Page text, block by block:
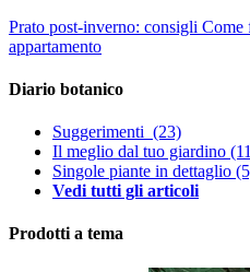
Prato post-inverno: consigli Come
appartamento
Diario botanico
Suggerimenti (23)
Il meglio dal tuo giardino
Singole piante in dettaglio
Vedi tutti gli articoli
Prodotti a tema